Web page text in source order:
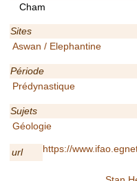
Cham
Sites
Aswan / Elephantine
Période
Prédynastique
Sujets
Géologie
url https://